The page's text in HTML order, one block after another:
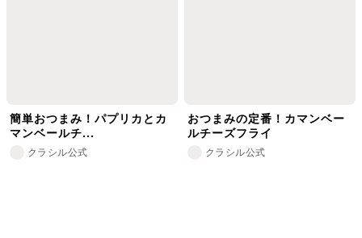
簡単おつまみ！パプリカとカ
マンベールチ...
クラシル公式
おつまみの定番！カマンベー
ルチーズフライ
クラシル公式